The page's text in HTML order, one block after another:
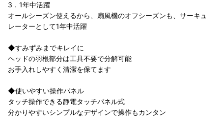
3．1年中活躍
オールシーズン使えるから、扇風機のオフシーズンも、サーキュ
レーターとして1年中活躍
◆すみずみまでキレイに
ヘッドの羽根部分は工具不要で分解可能
お手入れしやすく清潔を保てます
◆使いやすい操作パネル
タッチ操作できる静電タッチパネル式
分かりやすいシンプルなデザインで操作もカンタン